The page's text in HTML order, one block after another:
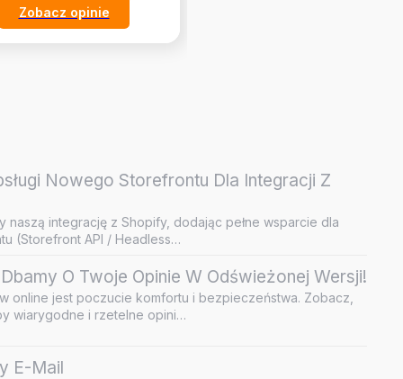
Zobacz opinie
Nowego Storefrontu Dla Integracji Z
naszą integrację z Shopify, dodając pełne wsparcie dla
(Storefront API / Headless…
O Twoje Opinie W Odświeżonej Wersji!
online jest poczucie komfortu i bezpieczeństwa. Zobacz,
wiarygodne i rzetelne opini…
E-Mail